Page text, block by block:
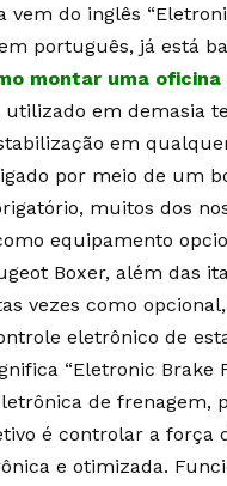
vem do inglês
português, já está
montar uma oficina
utilizado em demasia
em
por meio de um
muitos dos
equipamento
Boxer, além das
vezes como
eletrônico de
“Eletronic
de frenagem,
é controlar a força
e otimizada.